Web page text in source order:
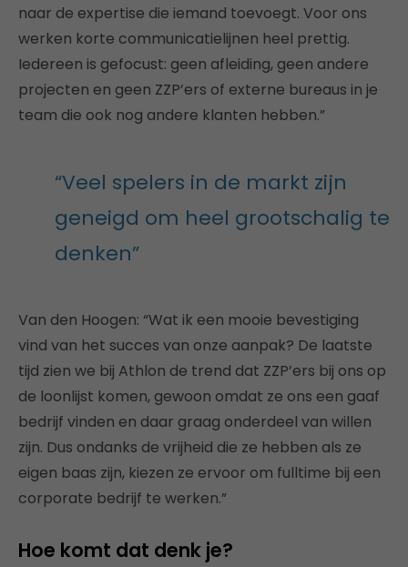
naar de expertise die iemand toevoegt. Voor ons
werken korte communicatielijnen heel prettig.
Iedereen is gefocust: geen afleiding, geen andere
projecten en geen ZZP’ers of externe bureaus in je
team die ook nog andere klanten hebben.”
“Veel spelers in de markt zijn
geneigd om heel grootschalig te
denken”
Van den Hoogen: “Wat ik een mooie bevestiging
vind van het succes van onze aanpak? De laatste
tijd zien we bij Athlon de trend dat ZZP’ers bij ons op
de loonlijst komen, gewoon omdat ze ons een gaaf
bedrijf vinden en daar graag onderdeel van willen
zijn. Dus ondanks de vrijheid die ze hebben als ze
eigen baas zijn, kiezen ze ervoor om fulltime bij een
corporate bedrijf te werken.”
Hoe komt dat denk je?